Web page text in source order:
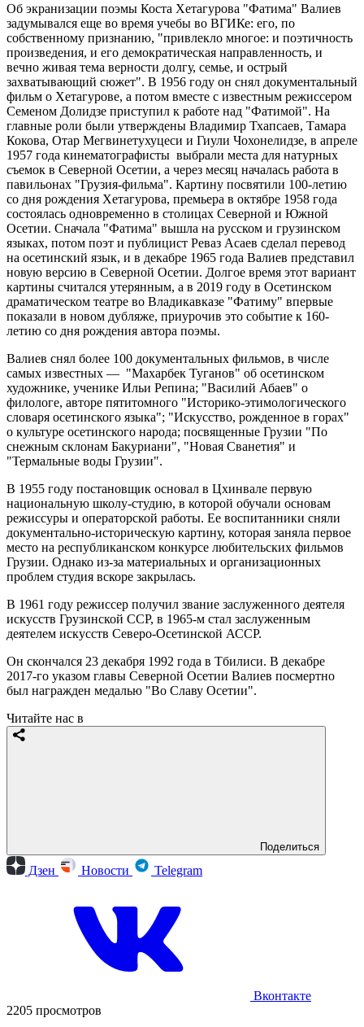
Об экранизации поэмы Коста Хетагурова "Фатима" Валиев
задумывался еще во время учебы во ВГИКе: его, по
собственному признанию, "привлекло многое: и поэтичность
произведения, и его демократическая направленность, и
вечно живая тема верности долгу, семье, и острый
захватывающий сюжет". В 1956 году он снял документальный
фильм о Хетагурове, а потом вместе с известным режиссером
Семеном Долидзе приступил к работе над "Фатимой". На
главные роли были утверждены Владимир Тхапсаев, Тамара
Кокова, Отар Мегвинетухуцеси и Гиули Чохонелидзе, в апреле
1957 года кинематографисты выбрали места для натурных
съемок в Северной Осетии, а через месяц началась работа в
павильонах "Грузия-фильма". Картину посвятили 100-летию
со дня рождения Хетагурова, премьера в октябре 1958 года
состоялась одновременно в столицах Северной и Южной
Осетии. Сначала "Фатима" вышла на русском и грузинском
языках, потом поэт и публицист Реваз Асаев сделал перевод
на осетинский язык, и в декабре 1965 года Валиев представил
новую версию в Северной Осетии. Долгое время этот вариант
картины считался утерянным, а в 2019 году в Осетинском
драматическом театре во Владикавказе "Фатиму" впервые
показали в новом дубляже, приурочив это событие к 160-
летию со дня рождения автора поэмы.
Валиев снял более 100 документальных фильмов, в числе
самых известных — "Махарбек Туганов" об осетинском
художнике, ученике Ильи Репина; "Василий Абаев" о
филологе, авторе пятитомного "Историко-этимологического
словаря осетинского языка"; "Искусство, рожденное в горах"
о культуре осетинского народа; посвященные Грузии "По
снежным склонам Бакуриани", "Новая Сванетия" и
"Термальные воды Грузии".
В 1955 году постановщик основал в Цхинвале первую
национальную школу-студию, в которой обучали основам
режиссуры и операторской работы. Ее воспитанники сняли
документально-историческую картину, которая заняла первое
место на республиканском конкурсе любительских фильмов
Грузии. Однако из-за материальных и организационных
проблем студия вскоре закрылась.
В 1961 году режиссер получил звание заслуженного деятеля
искусств Грузинской ССР, в 1965-м стал заслуженным
деятелем искусств Северо-Осетинской АССР.
Он скончался 23 декабря 1992 года в Тбилиси. В декабре
2017-го указом главы Северной Осетии Валиев посмертно
был награжден медалью "Во Славу Осетии".
Читайте нас в
Поделиться
Дзен Новости Telegram
Вконтакте
2205 просмотров